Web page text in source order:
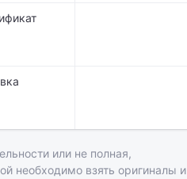
или не полная,
необходимо взять оригиналы и